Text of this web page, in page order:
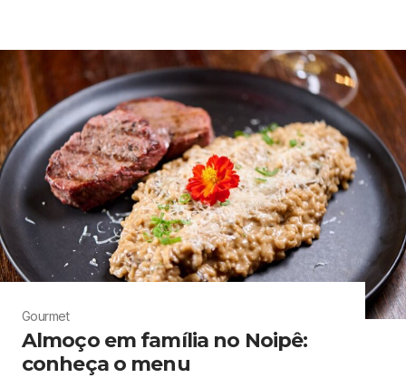
Gourmet
Almoço em família no Noipê:
conheça o menu